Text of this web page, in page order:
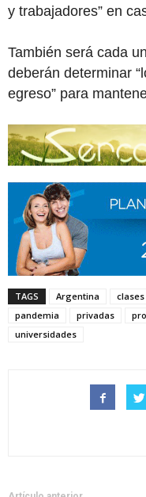
y trabajadores” en
También será cada
deberán determinar
egreso” para
TAGS Argentina clases
pandemia
privadas
universidades